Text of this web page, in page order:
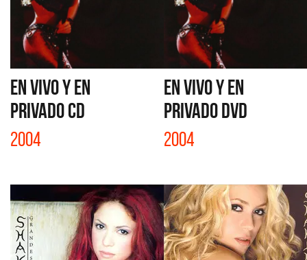
EN VIVO Y EN
PRIVADO CD
2004
EN VIVO Y EN
PRIVADO DVD
2004